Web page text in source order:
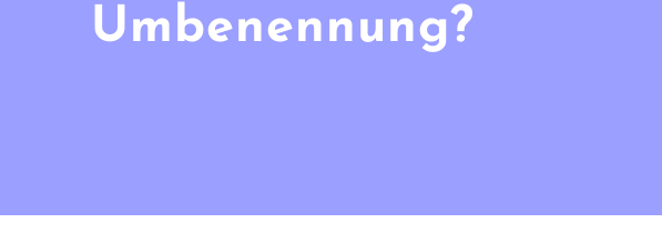
Umbenennung?